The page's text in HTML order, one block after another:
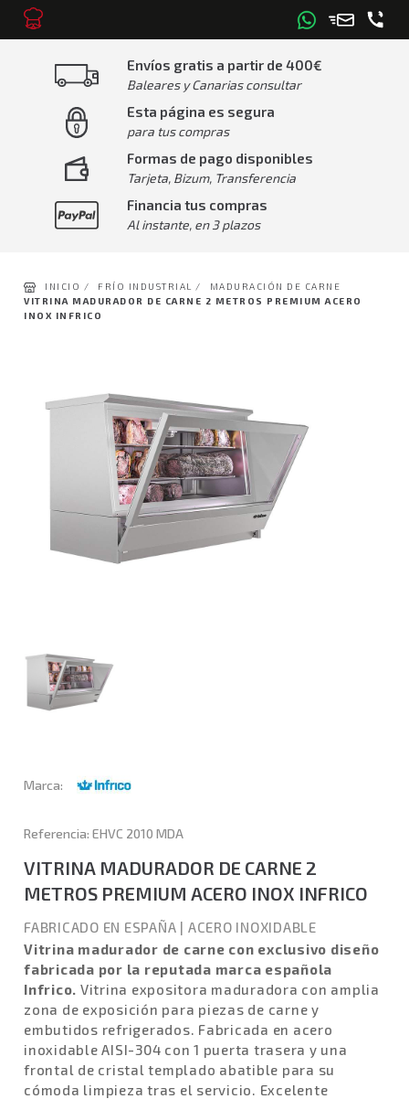
Envíos gratis a partir de 400€
Baleares y Canarias consultar
Esta página es segura
para tus compras
Formas de pago disponibles
Tarjeta, Bizum, Transferencia
Financia tus compras
Al instante, en 3 plazos
INICIO / FRÍO INDUSTRIAL /
MADURACIÓN DE CARNE
VITRINA MADURADOR DE CARNE 2 METROS PREMIUM ACERO
INOX INFRICO
Marca:
Referencia: EHVC 2010 MDA
VITRINA MADURADOR DE CARNE 2
METROS PREMIUM ACERO INOX INFRICO
FABRICADO EN ESPAÑA | ACERO INOXIDABLE
Vitrina madurador de carne con exclusivo diseño
fabricada por la reputada marca española
Infrico. Vitrina expositora maduradora con amplia
zona de exposición para piezas de carne y
embutidos refrigerados. Fabricada en acero
inoxidable AISI-304 con 1 puerta trasera y una
frontal de cristal templado abatible para su
cómoda limpieza tras el servicio. Excelente